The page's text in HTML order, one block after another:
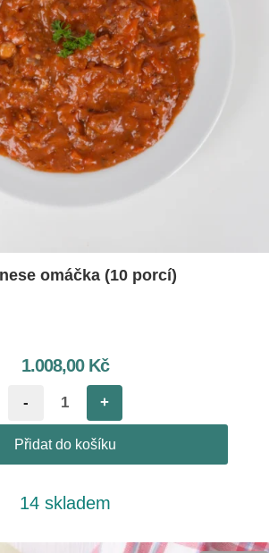
omáčka (10 porcí)
1.008,00 Kč
- +
Přidat do košíku
14 skladem